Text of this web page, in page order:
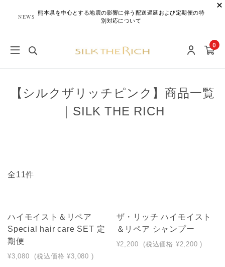
NEWS
熊本県を中心とする地震の影響に伴う配送遅延および定期便の特
別対応について
0
【シルクザリッチピンク】商品一覧
｜SILK THE RICH
全11件
ハイモイスト＆リペア
Special hair care SET 定
期便
¥3,080 (税込価格 ¥3,080 )
ザ・リッチ ハイモイスト
＆リペア シャンプー
¥2,200 (税込価格 ¥2,200 )